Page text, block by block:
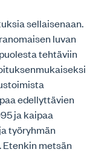
sellaisenaan.
luvan
tehtäviin
edellyttävien
ja kaipaa
työryhmän
metsän